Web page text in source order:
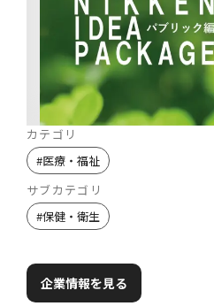
カテゴリ
#医療・福祉
サブカテゴリ
#保健・衛生
企業情報を見る